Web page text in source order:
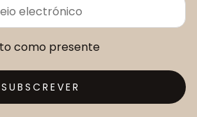
como presente
SUBSCREVER